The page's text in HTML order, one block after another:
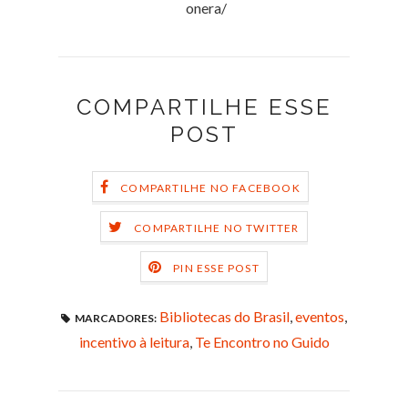
onera/
COMPARTILHE ESSE
POST
COMPARTILHE NO FACEBOOK
COMPARTILHE NO TWITTER
PIN ESSE POST
MARCADORES: Bibliotecas do Brasil,eventos,
incentivo à leitura, Te Encontro no Guido